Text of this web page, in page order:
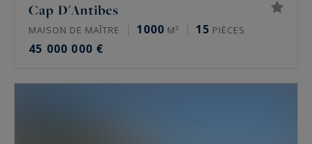
Cap D'Antibes
MAISON DE MAÎTRE 1000 M² 15 PIÈCES
45 000 000 €